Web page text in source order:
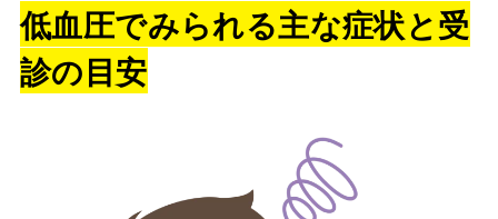
低血圧でみられる主な症状と受
診の目安